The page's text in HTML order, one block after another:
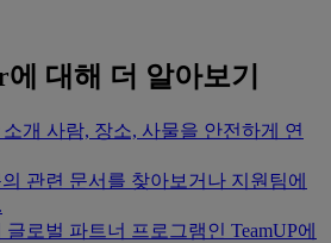
대해 더 알아보기
개 사람, 장소, 사물을 안전하게 연
관련 문서를 찾아보거나 지원팀에
글로벌 파트너 프로그램인 TeamUP에